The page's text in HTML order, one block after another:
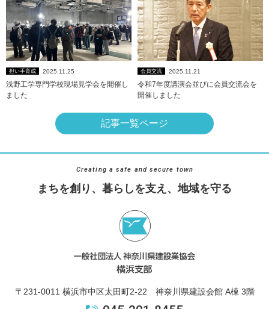
担い手育成 2025.11.25
浅野工学専門学校現場見学会を開催し
ました
会員交流 2025.11.21
令和7年度講演会並びに会員交流会を
開催しました
記事一覧ページ
Creating a safe and secure town
まちを創り、暮らしを支え、地域を守る
〒231-0011 横浜市中区太田町2-22 神奈川県建設会館 A棟 3階